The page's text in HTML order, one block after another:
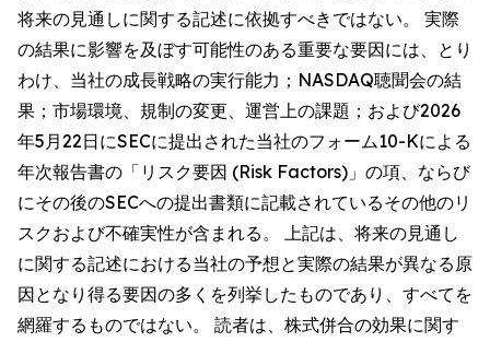
将来の見通しに関する記述に依拠すべきではない。 実際
の結果に影響を及ぼす可能性のある重要な要因には、とり
わけ、当社の成長戦略の実行能力；NASDAQ聴聞会の結
果；市場環境、規制の変更、運営上の課題；および2026
年5月22日にSECに提出された当社のフォーム10-Kによる
年次報告書の「リスク要因 (Risk Factors)」の項、ならび
にその後のSECへの提出書類に記載されているその他のリ
スクおよび不確実性が含まれる。 上記は、将来の見通し
に関する記述における当社の予想と実際の結果が異なる原
因となり得る要因の多くを列挙したものであり、すべてを
網羅するものではない。 読者は、株式併合の効果に関す